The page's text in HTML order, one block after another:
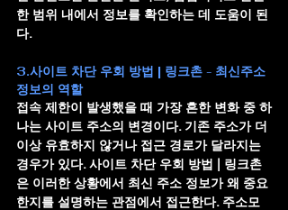
한 범위 내에서 정보를 확인하는 데 도움이 된
다.
3.사이트 차단 우회 방법 | 링크촌 - 최신주소
정보의 역할
접속 제한이 발생했을 때 가장 흔한 변화 중 하
나는 사이트 주소의 변경이다. 기존 주소가 더
이상 유효하지 않거나 접근 경로가 달라지는
경우가 있다. 사이트 차단 우회 방법 | 링크촌
은 이러한 상황에서 최신 주소 정보가 왜 중요
한지를 설명하는 관점에서 접근한다. 주소모